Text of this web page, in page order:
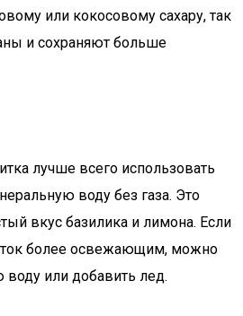
или кокосовому сахару, так
и сохраняют больше
лучше всего использовать
воду без газа. Это
вкус базилика и лимона. Если
более освежающим, можно
воду или добавить лед.